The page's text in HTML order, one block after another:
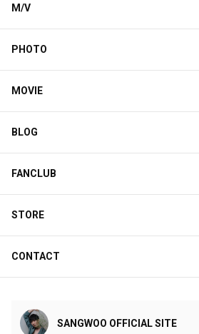
M/V
PHOTO
MOVIE
BLOG
FANCLUB
STORE
CONTACT
SANGWOO OFFICIAL SITE